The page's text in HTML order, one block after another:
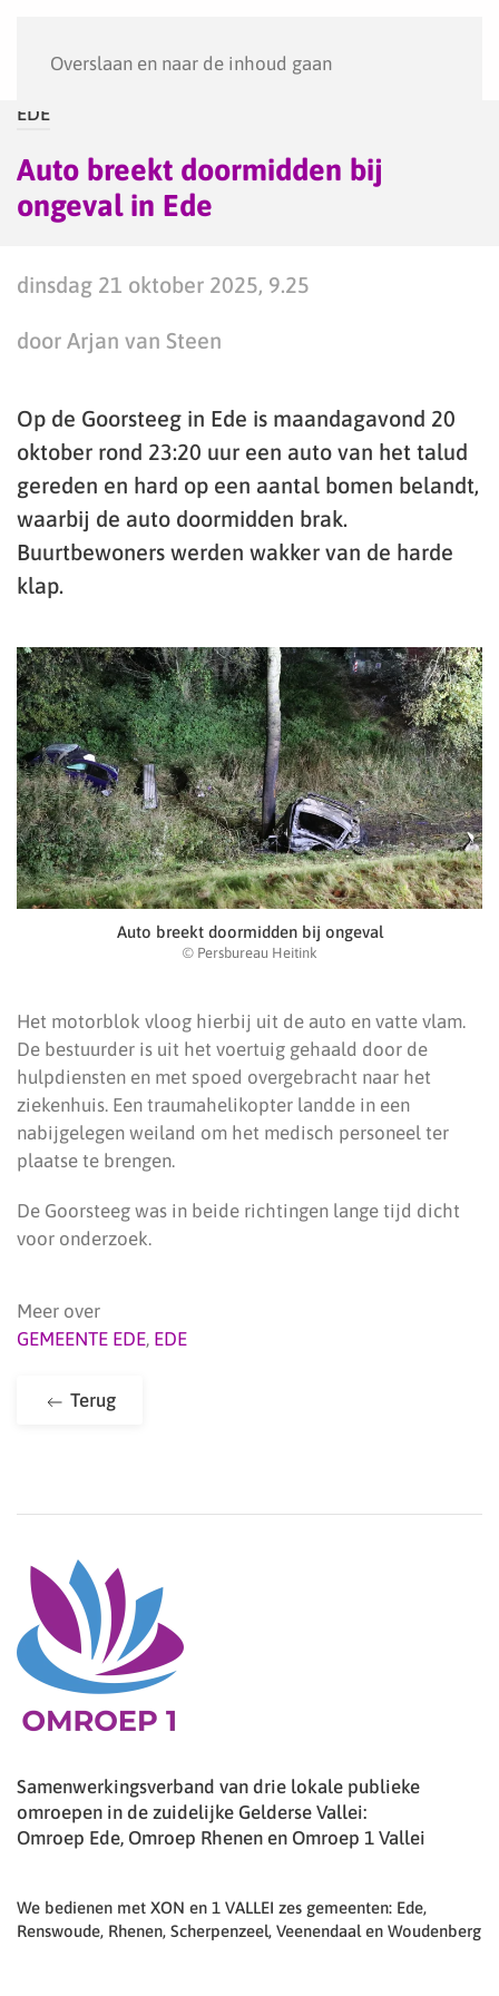
Overslaan en naar de inhoud gaan
EDE
Auto breekt doormidden bij
ongeval in Ede
dinsdag 21 oktober 2025, 9.25
door Arjan van Steen
Op de Goorsteeg in Ede is maandagavond 20
oktober rond 23:20 uur een auto van het talud
gereden en hard op een aantal bomen belandt,
waarbij de auto doormidden brak.
Buurtbewoners werden wakker van de harde
klap.
Auto breekt doormidden bij ongeval
© Persbureau Heitink
Het motorblok vloog hierbij uit de auto en vatte vlam.
De bestuurder is uit het voertuig gehaald door de
hulpdiensten en met spoed overgebracht naar het
ziekenhuis. Een traumahelikopter landde in een
nabijgelegen weiland om het medisch personeel ter
plaatse te brengen.
De Goorsteeg was in beide richtingen lange tijd dicht
voor onderzoek.
Meer over
GEMEENTE EDE, EDE
Terug
Samenwerkingsverband van drie lokale publieke
omroepen in de zuidelijke Gelderse Vallei:
Omroep Ede, Omroep Rhenen en Omroep 1 Vallei
We bedienen met XON en 1 VALLEI zes gemeenten: Ede,
Renswoude, Rhenen, Scherpenzeel, Veenendaal en Woudenberg